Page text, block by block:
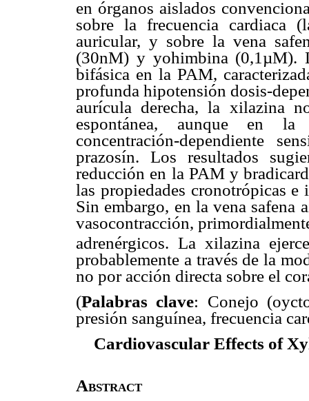
en órganos aislados
sobre la frecuencia cardiaca
auricular, y sobre la vena
(30nM) y yohimbina
bifásica en la PAM,
profunda hipotensión dosis-
aurícula derecha, la xilazina
espontánea, aunque en la
concentración-dependiente
prazosín. Los resultados
reducción en la PAM y
las propiedades cronotrópicas e
Sin embargo, en la vena safena
vasocontracción,
adrenérgicos. La xilazina
probablemente a través de la
no por acción directa sobre el
(Palabras clave: Conejo
presión sanguínea, frecuencia
Cardiovascular Effects of
Abstract